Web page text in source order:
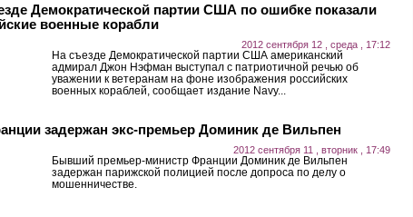
Демократической партии США по ошибке показали
военные корабли
2012 сентября 12 , среда , 17:12
На съезде Демократической партии США американский
адмирал Джон Нэфман выступал с патриотичной речью об
уважении к ветеранам на фоне изображения российских
военных кораблей, сообщает издание Navy...
задержан экс-премьер Доминик де Вильпен
2012 сентября 11 , вторник , 17:49
Бывший премьер-министр Франции Доминик де Вильпен
задержан парижской полицией после допроса по делу о
мошенничестве.